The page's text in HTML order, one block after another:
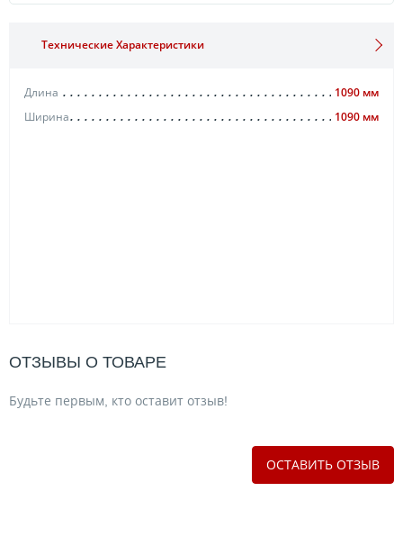
Технические Характеристики
Длина
1090 мм
Ширина
1090 мм
ОТЗЫВЫ О ТОВАРЕ
Будьте первым, кто оставит отзыв!
ОСТАВИТЬ ОТЗЫВ